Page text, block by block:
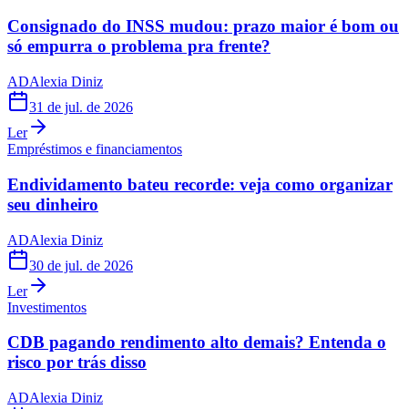
Consignado do INSS mudou: prazo maior é bom ou
só empurra o problema pra frente?
ADAlexia Diniz
31 de jul. de 2026
Ler
Empréstimos e financiamentos
Endividamento bateu recorde: veja como organizar
seu dinheiro
ADAlexia Diniz
30 de jul. de 2026
Ler
Investimentos
CDB pagando rendimento alto demais? Entenda o
risco por trás disso
ADAlexia Diniz